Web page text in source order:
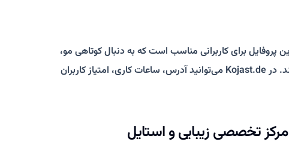
پروفایل برای کاربرانی مناسب است که به دنبال کوتاهی مو،
رنگ مو، استایلینگ و آرایشگاه فارسی‌زبان در فرانکفورت هستند. در Kojast.de می‌توانید آدرس، ساعات کاری، امتیاز کاربران
مرکز تخصصی زیبایی و استایل